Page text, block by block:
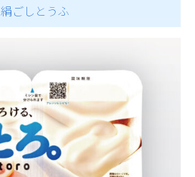
絹ごしとうふ